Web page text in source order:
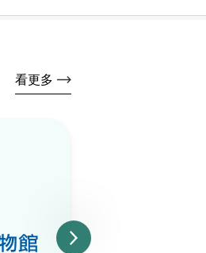
看更多